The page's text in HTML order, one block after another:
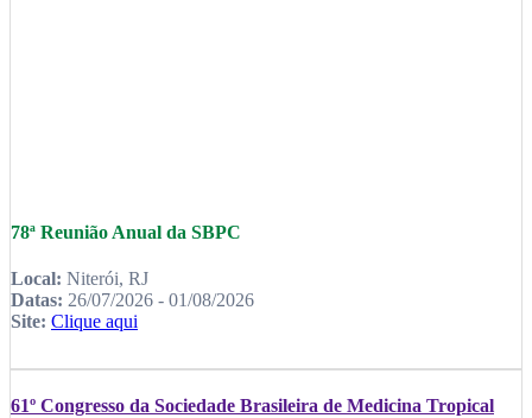
78ª Reunião Anual da SBPC
Local: Niterói, RJ
Datas: 26/07/2026 - 01/08/2026
Site: Clique aqui
61º Congresso da Sociedade Brasileira de Medicina Tropical